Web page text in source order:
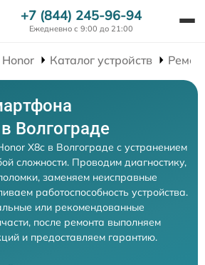
+7 (844) 245-96-94
Ежедневно с 9:00 до 21:00
Каталог устройств
Волгограде
X8c в Волгограде с устранением
сложности. Проводим диагностику,
заменяем неисправные
работоспособность устройства.
или рекомендованные
после ремонта выполняем
и предоставляем гарантию.